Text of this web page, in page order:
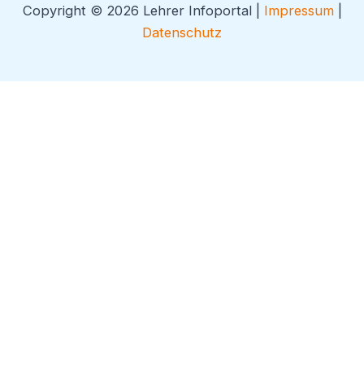
Copyright © 2026 Lehrer Infoportal | Impressum|
Datenschutz